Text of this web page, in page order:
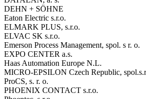
DEHN + SÖHNE
Eaton Electric s.r.o.
ELMARK PLUS, s.r.o.
ELVAC SK s.r.o.
Emerson Process Management, spol. s r. o.
EXPO CENTER a.s.
Haas Automation Europe N.L.
MICRO-EPSILON Czech Republic,
ProCS, s. r. o.
PHOENIX CONTACT s.r.o.